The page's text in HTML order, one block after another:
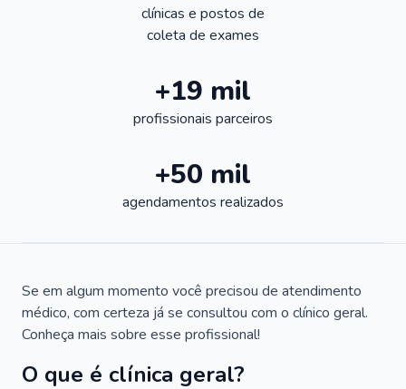
clínicas e postos de
coleta de exames
+19 mil
profissionais parceiros
+50 mil
agendamentos realizados
Se em algum momento você precisou de atendimento
médico, com certeza já se consultou com o clínico geral.
Conheça mais sobre esse profissional!
O que é clínica geral?